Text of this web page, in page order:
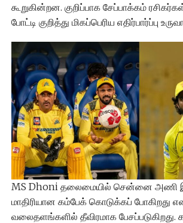
கூறுகின்றன. குறிப்பாக சேப்பாக்கம்
போட்டி குறித்து மிகப்பெரிய எதிர்பார்ப்பு
MS Dhoni தலைமையில் சென்னை அணி
மாதிரியான கம்பேக் கொடுக்கப் போகிறது
வலைதளங்களில் தீவிரமாக பேசப்படுகிறது.